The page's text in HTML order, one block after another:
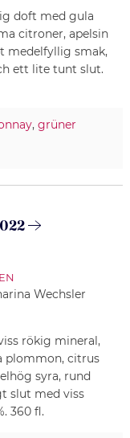
doft med gula
citroner, apelsin
medelfyllig smak,
ett lite tunt slut.
, grüner
Wechsler
rökig mineral,
plommon, citrus
syra, rund
slut med viss
360 fl.